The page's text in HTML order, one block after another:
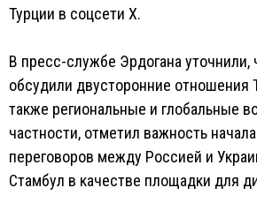
Турции в соцсети Х.
В пресс-службе Эрдогана уточнили,
обсудили двусторонние отношения
также региональные и глобальные
частности, отметил важность
переговоров между Россией и
Стамбул в качестве площадки для